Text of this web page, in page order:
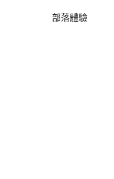
部落體驗